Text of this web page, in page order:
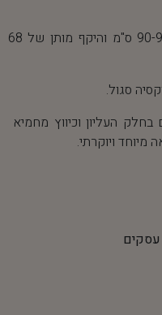
מתאימה להיקף חזה של 90-92 ס"מ והיקף מותן של 68
סגול.
העליון וכיווץ מחמיא
ויוקרתי.